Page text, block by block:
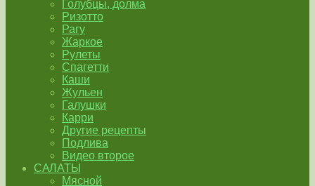
Голубцы, долма
Ризотто
Рагу
Жаркое
Рулеты
Спагетти
Каши
Жульен
Галушки
Карри
Другие рецепты
Подлива
Видео второе
САЛАТЫ
Мясной